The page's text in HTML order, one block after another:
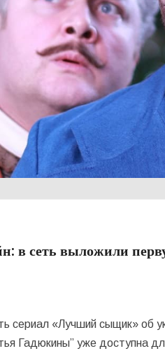
в сеть выложили
сериал «Лучший сыщик» об
Гадюкины” уже доступна